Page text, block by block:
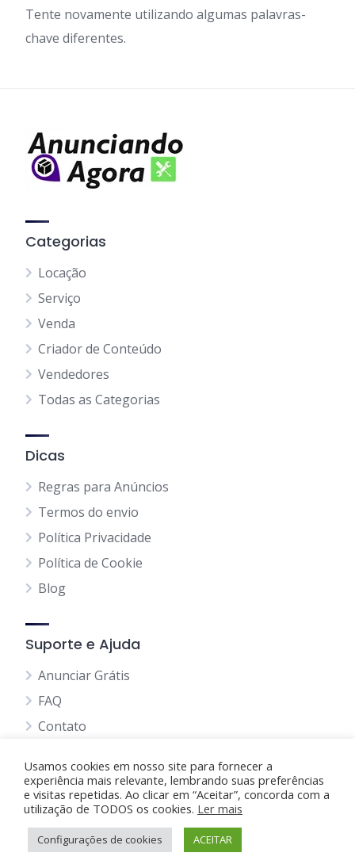
Tente novamente utilizando algumas palavras-
chave diferentes.
Categorias
Locação
Serviço
Venda
Criador de Conteúdo
Vendedores
Todas as Categorias
Dicas
Regras para Anúncios
Termos do envio
Política Privacidade
Política de Cookie
Blog
Suporte e Ajuda
Anunciar Grátis
FAQ
Contato
Anunciando Agora
Página Inicial
Minha Conta
Usamos cookies em nosso site para fornecer a
experiência mais relevante, lembrando suas preferências
e visitas repetidas. Ao clicar em “Aceitar”, concorda com a
utilização de TODOS os cookies. Ler mais
Configurações de cookies ACEITAR